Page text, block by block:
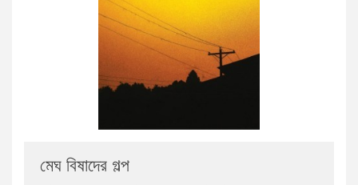
বিভূতিভূষণ বন্দ্যোপাধ্যায়
রাজনীতি বিষয়ক প্রবন্ধ
প্রফেশনাল ও ক্যারিয়ার উন্নয়ন
মেঘ বিষাদের গল্প